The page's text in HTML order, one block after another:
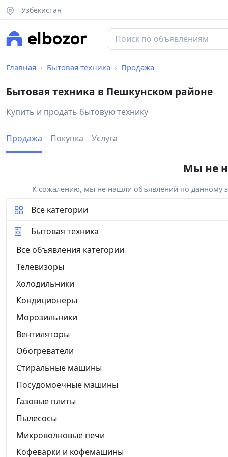
Узбекистан
Главная Бытовая техника Продажа
Бытовая техника в Пешкунском районе
Купить и продать бытовую технику
Продажа Покупка Услуга
Мы не
К сожалению, мы не нашли объявлений по данному
Все категории
Бытовая техника
Все объявления категории
Телевизоры
Холодильники
Кондиционеры
Морозильники
Вентиляторы
Обогреватели
Стиральные машины
Посудомоечные машины
Газовые плиты
Пылесосы
Микроволновые печи
Кофеварки и кофемашины